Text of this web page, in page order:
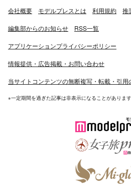
会社概要 モデルプレスとは 利用規約 推
編集部からのお知らせ RSS一覧
アプリケーションプライバシーポリシー
情報提供・広告掲載・お問い合わせ
当サイトコンテンツの無断複写・転載・引用
※一定期間を過ぎた記事は非表示になることがあります